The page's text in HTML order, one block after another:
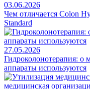
03.06.2026
Чем отличается Colon
Standard
27.05.2026
Гидроколонотерапия: о
аппараты используются